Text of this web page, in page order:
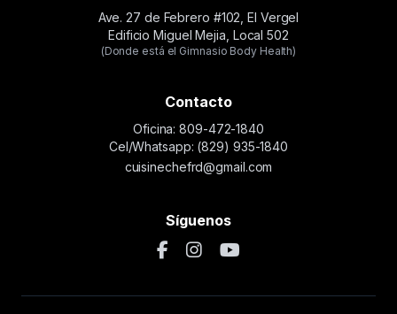
Ave. 27 de Febrero #102, El Vergel
Edificio Miguel Mejia, Local 502
(Donde está el Gimnasio Body Health)
Contacto
Oficina: 809-472-1840
Cel/Whatsapp: (829) 935-1840
cuisinechefrd@gmail.com
Síguenos